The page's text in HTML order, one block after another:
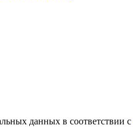
данных в соответствии с